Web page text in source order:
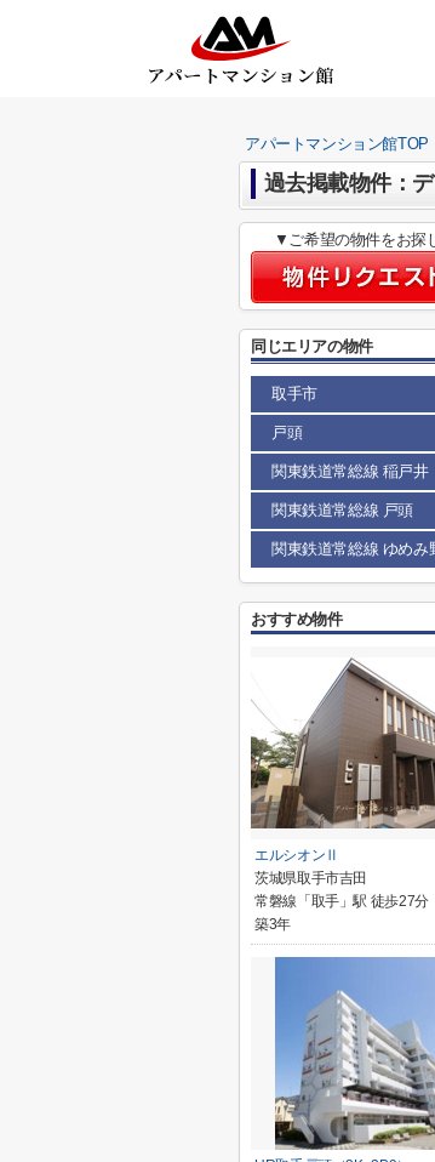
アパートマンション館TOP
過去掲載物件：
▼ご希望の物件をお探
同じエリアの物件
取手市
戸頭
関東鉄道常総線 稲戸井
関東鉄道常総線 戸頭
関東鉄道常総線 ゆめみ
おすすめ物件
エルシオンⅡ
茨城県取手市吉田
常磐線「取手」駅 徒歩27分
築3年